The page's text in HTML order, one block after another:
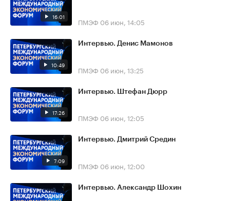
16:01 ПМЭФ 06 июн, 14:05
10:49
Интервью. Денис Мамонов
ПМЭФ 06 июн, 13:25
17:26
Интервью. Штефан Дюрр
ПМЭФ 06 июн, 12:05
7:09
Интервью. Дмитрий Средин
ПМЭФ 06 июн, 12:00
Интервью. Александр Шохин